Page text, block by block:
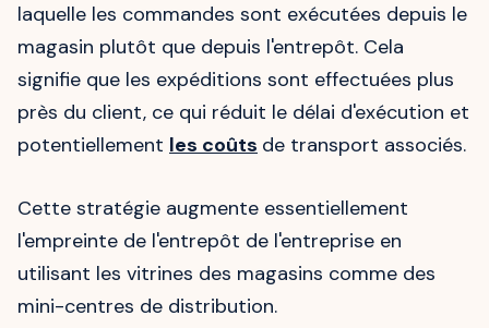
laquelle les commandes sont exécutées depuis le
magasin plutôt que depuis l'entrepôt. Cela
signifie que les expéditions sont effectuées plus
près du client, ce qui réduit le délai d'exécution et
potentiellement les coûts de transport associés.
Cette stratégie augmente essentiellement
l'empreinte de l'entrepôt de l'entreprise en
utilisant les vitrines des magasins comme des
mini-centres de distribution.